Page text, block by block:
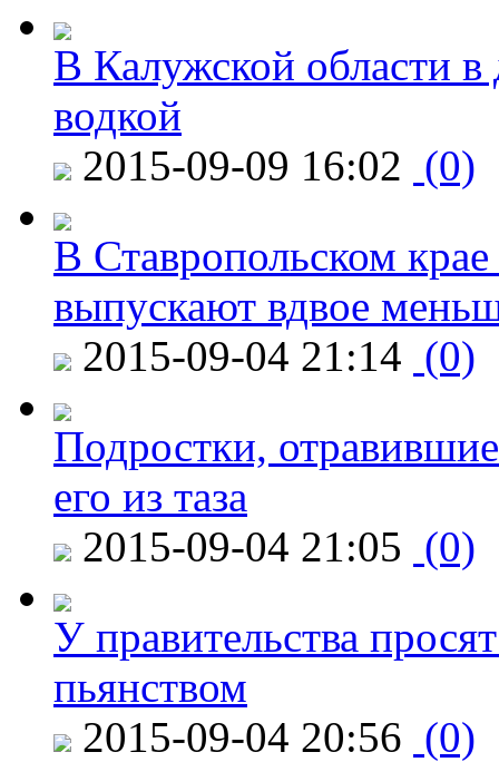
В Калужской области в
водкой
2015-09-09 16:02 (0)
В Ставропольском
выпускают вдвое
2015-09-04 21:14 (0)
Подростки,
его из таза
2015-09-04 21:05 (0)
У правительства
пьянством
2015-09-04 20:56 (0)